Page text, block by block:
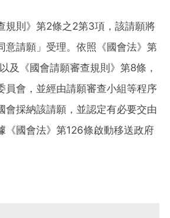
規則》第2條之2第3項，該請願將
意請願」受理。依照《國會法》第
及《國會請願審查規則》第8條，
員會，並經由請願審查小組等程序
會採納該請願，並認定有必要交由
《國會法》第126條啟動移送政府